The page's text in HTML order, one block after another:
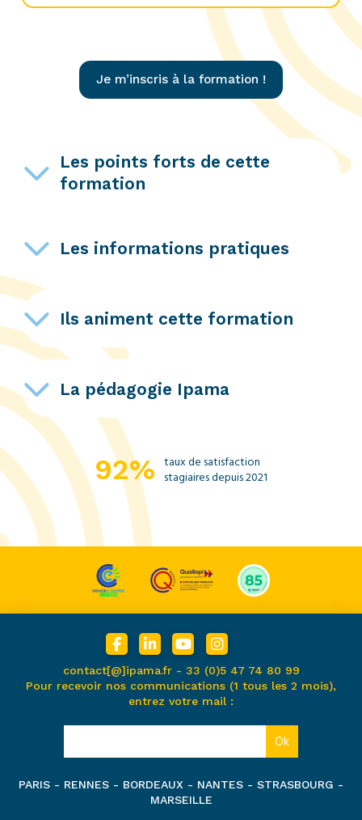
Je m’inscris à la formation !
Les points forts de cette
formation
Les informations pratiques
Ils animent cette formation
La pédagogie Ipama
92% taux de satisfaction
stagiaires depuis 2021
contact[@]ipama.fr - 33 (0)5 47 74 80 99
Pour recevoir nos communications (1 tous les 2 mois),
entrez votre mail :
PARIS - RENNES - BORDEAUX - NANTES - STRASBOURG -
MARSEILLE